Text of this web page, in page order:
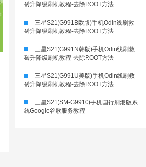
砖升降级刷机教程-去除ROOT方法
三星S21(G991B欧版)手机Odin线刷救
砖升降级刷机教程-去除ROOT方法
三星S21(G991N韩版)手机Odin线刷救
砖升降级刷机教程-去除ROOT方法
三星S21(G991U美版)手机Odin线刷救
砖升降级刷机教程-去除ROOT方法
三星S21(SM-G9910)手机国行刷港版系
统Google谷歌服务教程